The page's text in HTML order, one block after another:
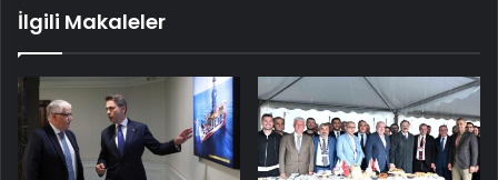
İlgili Makaleler